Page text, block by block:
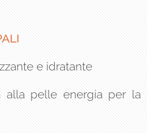
e idratante
alla pelle energia per la